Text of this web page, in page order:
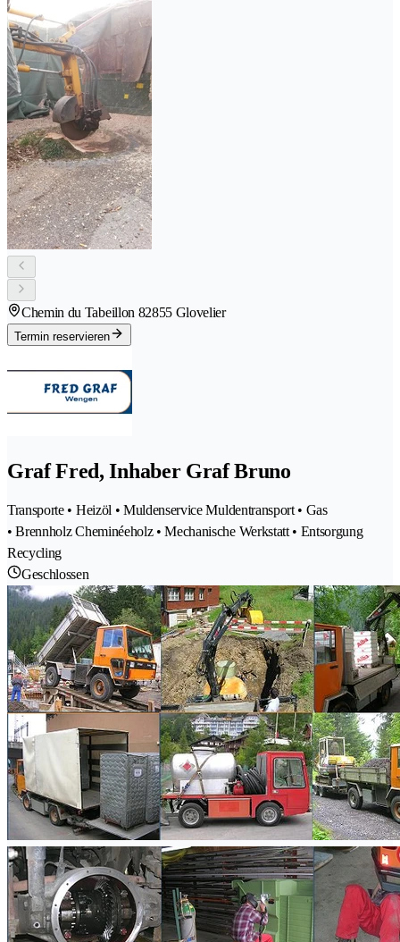
Chemin du Tabeillon 82855 Glovelier
Termin reservieren
Graf Fred, Inhaber Graf Bruno
Transporte • Heizöl • Muldenservice Muldentransport • Gas
• Brennholz Cheminéeholz • Mechanische Werkstatt • Entsorgung
Recycling
Geschlossen